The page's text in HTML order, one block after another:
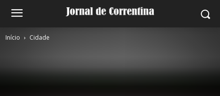
Início Cidade